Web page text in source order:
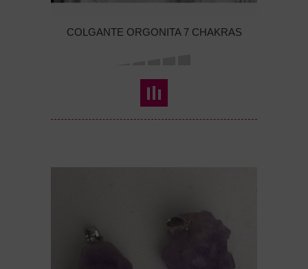
COLGANTE ORGONITA 7 CHAKRAS